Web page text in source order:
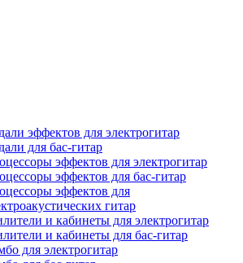
эффектов для электрогитар
для бас-гитар
эффектов для электрогитар
эффектов для бас-гитар
эффектов для
гитар
и кабинеты для электрогитар
и кабинеты для бас-гитар
для электрогитар